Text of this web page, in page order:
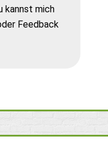
kannst mich
Feedback